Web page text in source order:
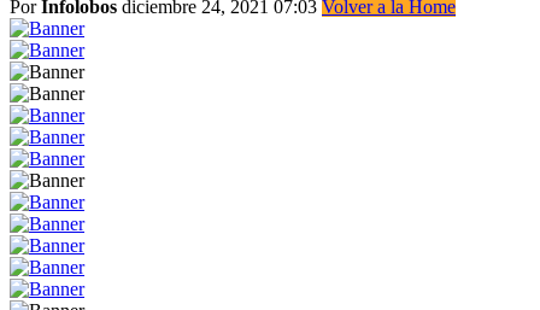
PorInfolobos diciembre 24, 2021 07:03 Volver a la Home